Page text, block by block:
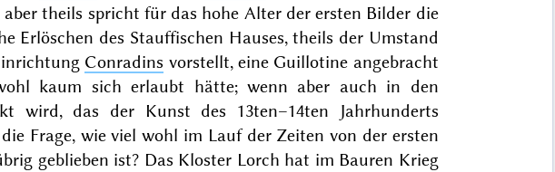
theils spricht für das hohe Alter der ersten Bilder die
Erlöschen des Stauffischen Hauses, theils der Umstand
Conradins vorstellt, eine Guillotine angebracht
kaum sich erlaubt hätte; wenn aber auch in den
wird, das der Kunst des 13ten–14ten Jahrhunderts
Frage, wie viel wohl im Lauf der Zeiten von der ersten
geblieben ist? Das Kloster Lorch hat im Bauren Krieg